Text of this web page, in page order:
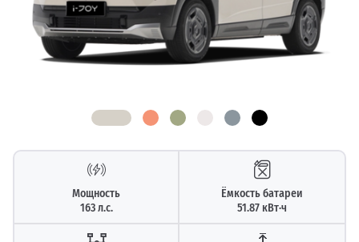
Мощность
163 л.с.
Ёмкость батареи
51.87 кВт⋅ч